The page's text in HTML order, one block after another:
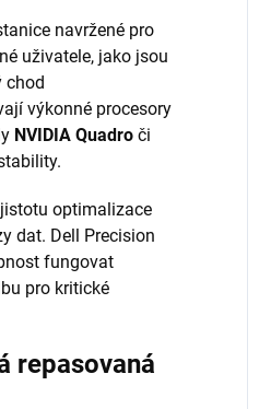
navržené pro
uživatele, jako jsou
chod
výkonné procesory
NVIDIA Quadro či
optimalizace
dat. Dell Precision
fungovat
pro kritické
repasovaná